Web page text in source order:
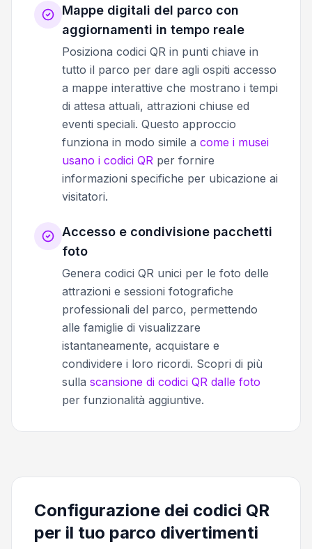
Mappe digitali del parco con
aggiornamenti in tempo reale
Posiziona codici QR in punti chiave in
tutto il parco per dare agli ospiti accesso
a mappe interattive che mostrano i tempi
di attesa attuali, attrazioni chiuse ed
eventi speciali. Questo approccio
funziona in modo simile a come i musei
usano i codici QR per fornire
informazioni specifiche per ubicazione ai
visitatori.
Accesso e condivisione pacchetti
foto
Genera codici QR unici per le foto delle
attrazioni e sessioni fotografiche
professionali del parco, permettendo
alle famiglie di visualizzare
istantaneamente, acquistare e
condividere i loro ricordi. Scopri di più
sulla scansione di codici QR dalle foto
per funzionalità aggiuntive.
Configurazione dei codici QR
per il tuo parco divertimenti